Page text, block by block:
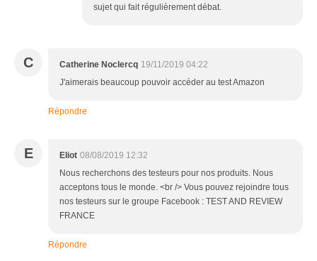
sujet qui fait régulièrement débat.
C Catherine Noclercq 19/11/2019 04:22
J'aimerais beaucoup pouvoir accéder au test Amazon
Répondre
E Eliot 08/08/2019 12:32
Nous recherchons des testeurs pour nos produits. Nous
acceptons tous le monde. <br /> Vous pouvez rejoindre tous
nos testeurs sur le groupe Facebook : TEST AND REVIEW
FRANCE
Répondre